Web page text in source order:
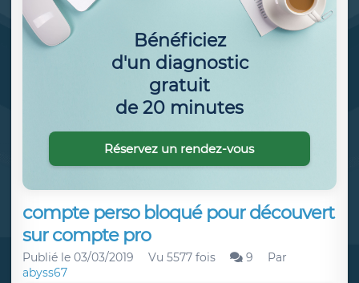
compte perso bloqué pour découvert
sur compte pro
Publié le 03/03/2019 Vu 5577 fois 9
Par
abyss67
Bénéficiez
d'un diagnostic
gratuit
de 20 minutes
Réservez un rendez-vous